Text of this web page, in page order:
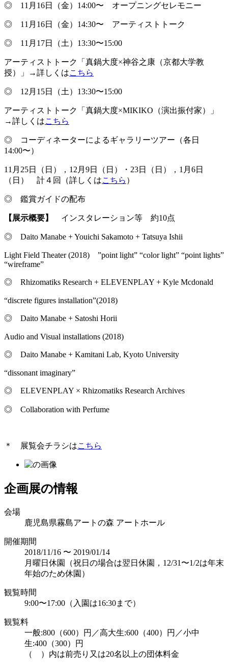
◎ 11月16日（金）14:00〜 オープニングセレモニー
◎ 11月16日（金）14:30〜 アーティストトーク
◎ 11月17日（土）13:30〜15:00
アーティストトーク「真鍋大度×神谷之康（京都大学教
授）」→詳しくはこちら
◎ 12月15日（土）13:30〜15:00
アーティストトーク「真鍋大度×MIKIKO（演出振付家）」
→詳しくはこちら
◎ コーディネーターによるギャラリーツアー（各日
14:00〜）
11月25日（日），12月9日（日）・23日（日），1月6日
（日） 計４回（詳しくはこちら ）
◎ 鑑賞ガイドの配布
【展示概要】 インスタレーション等 約10点
◎ Daito Manabe + Youichi Sakamoto + Tatsuya Ishii
Light Field Theater (2018) ”point light” “color light” “point lights”
“wireframe”
◎ Rhizomatiks Research + ELEVENPLAY + Kyle Mcdonald
“discrete figures installation”(2018)
◎ Daito Manabe + Satoshi Horii
Audio and Visual installations (2018)
◎ Daito Manabe + Kamitani Lab, Kyoto University
“dissonant imaginary”
◎ ELEVENPLAY × Rhizomatiks Research Archives
◎ Collaboration with Perfume
＊ 展覧会チラシはこちら
企画展の情報
会場
鹿児島県霧島アートの森 アートホール
開催期間
2018/11/16 〜 2019/01/14
月曜日休園（祝日の場合は翌日休園，12/31〜1/2は年末
年始のため休園）
観覧時間
9:00〜17:00（入園は16:30まで）
観覧料
一般:800（600）円／高大生:600（400）円／小中
生:400（300）円
（ ）内は前売り又は20名以上の団体料金